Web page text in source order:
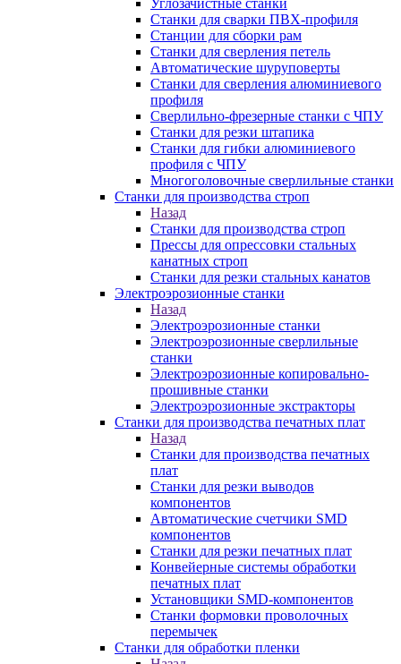
Углозачистные станки
Станки для сварки ПВХ-профиля
Станции для сборки рам
Станки для сверления петель
Автоматические шуруповерты
Станки для сверления алюминиевого
профиля
Сверлильно-фрезерные станки с ЧПУ
Станки для резки штапика
Станки для гибки алюминиевого
профиля с ЧПУ
Многоголовочные сверлильные станки
Станки для производства строп
Назад
Станки для производства строп
Прессы для опрессовки стальных
канатных строп
Станки для резки стальных канатов
Электроэрозионные станки
Назад
Электроэрозионные станки
Электроэрозионные сверлильные
станки
Электроэрозионные копировально-
прошивные станки
Электроэрозионные экстракторы
Станки для производства печатных плат
Назад
Станки для производства печатных
плат
Станки для резки выводов
компонентов
Автоматические счетчики SMD
компонентов
Станки для резки печатных плат
Конвейерные системы обработки
печатных плат
Установщики SMD-компонентов
Станки формовки проволочных
перемычек
Станки для обработки пленки